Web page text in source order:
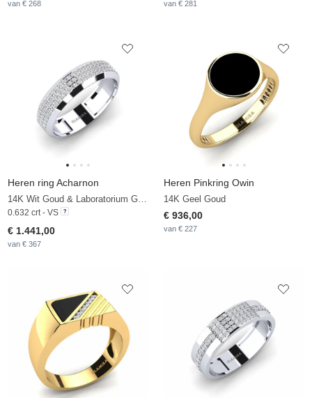
van € 268 van € 281
Heren ring Acharnon
14K Wit Goud & Laboratorium Gekweekte Diamant
0.632 crt - VS
€ 1.441,00
van € 367
Heren Pinkring Owin
14K Geel Goud
€ 936,00
van € 227